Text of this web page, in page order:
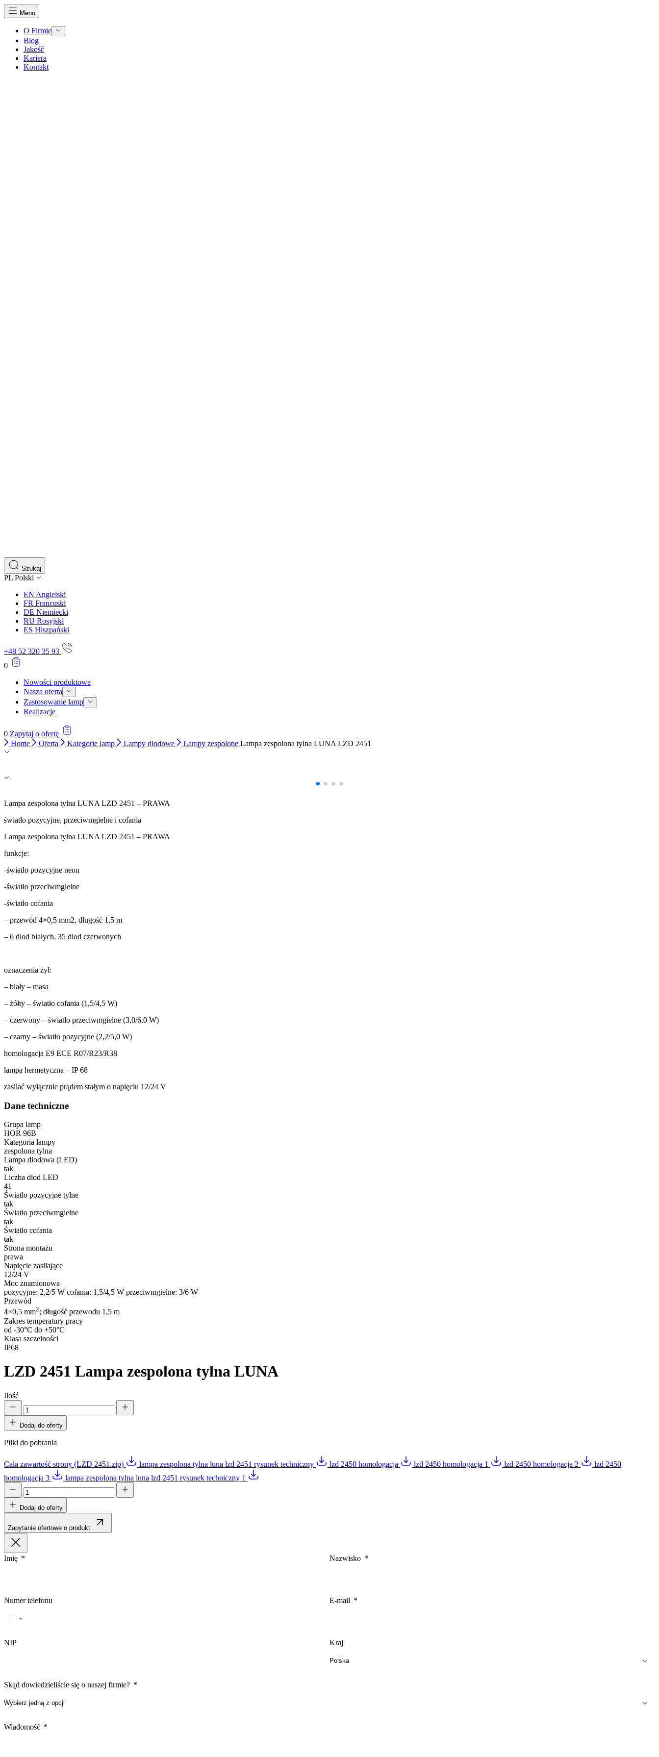
Menu
O Firmie
Blog
Jakość
Kariera
Kontakt
Szukaj
PL Polski
EN Angielski
FR Francuski
DE Niemiecki
RU Rosyjski
ES Hiszpański
+48 52 320 35 93
0
Nowości produktowe
Nasza oferta
Zastosowanie lamp
Realizacje
0 Zapytaj o ofertę
Home
Oferta Kategorie lamp Lampy diodowe Lampy zespolone Lampa zespolona tylna LUNA LZD 2451
Lampa zespolona tylna LUNA LZD 2451 – PRAWA
światło pozycyjne, przeciwmgielne i cofania
Lampa zespolona tylna LUNA LZD 2451 – PRAWA
funkcje:
-światło pozycyjne neon
-światło przeciwmgielne
-światło cofania
– przewód 4×0,5 mm2, długość 1,5 m
– 6 diod białych, 35 diod czerwonych
oznaczenia żył:
– biały – masa
– żółty – światło cofania (1,5/4,5 W)
– czerwony – światło przeciwmgielne (3,0/6,0 W)
– czarny – światło pozycyjne (2,2/5,0 W)
homologacja E9 ECE R07/R23/R38
lampa hermetyczna – IP 68
zasilać wyłącznie prądem stałym o napięciu 12/24 V
Dane techniczne
Grupa lamp
HOR 96B
Kategoria lampy
zespolona tylna
Lampa diodowa (LED)
tak
Liczba diod LED
41
Światło pozycyjne tylne
tak
Światło przeciwmgielne
tak
Światło cofania
tak
Strona montażu
prawa
Napięcie zasilające
12/24 V
Moc znamionowa
pozycyjne: 2,2/5 W cofania: 1,5/4,5 W przeciwmgielne: 3/6 W
Przewód
4×0,5 mm2; długość przewodu 1,5 m
Zakres temperatury pracy
od -30°C do +50°C
Klasa szczelności
IP68
LZD 2451 Lampa zespolona tylna LUNA
Ilość
Dodaj do oferty
Pliki do pobrania
Cała zawartość strony (LZD 2451.zip) lampa zespolona tylna luna lzd 2451 rysunek techniczny lzd 2450 homologacja lzd 2450 homologacja 1 lzd 2450 homologacja 2
lzd 2450
homologacja 3
lampa zespolona tylna luna lzd 2451 rysunek techniczny 1
Dodaj do oferty
Zapytanie ofertowe o produkt
Imię Nazwisko
Numer telefonu E-mail
NIP Kraj
Skąd dowiedzieliście się o naszej firmie?
Wiadomość
preferowany język lub region, w którym znajduje się użytkownik.